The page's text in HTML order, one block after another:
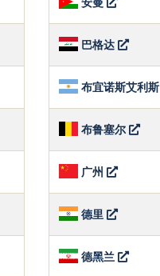
巴格达
布宜诺斯艾利斯
布鲁塞尔
广州
德里
德黑兰